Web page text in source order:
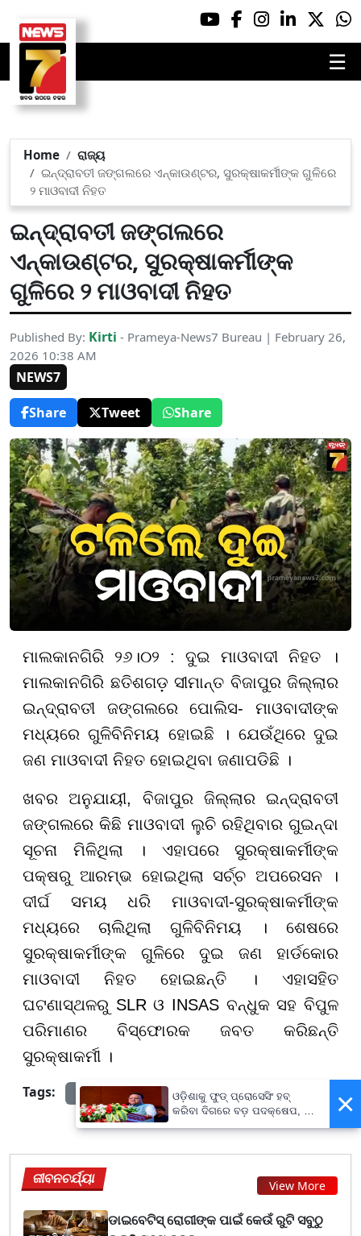
☰
Home
ରାଜ୍ୟ
ଇନ୍ଦ୍ରାବତୀ ଜଙ୍ଗଲରେ ଏନ୍‌କାଉଣ୍ଟର, ସୁରକ୍ଷାକର୍ମୀଙ୍କ ଗୁଳିରେ
୨ ମାଓବାଦୀ ନିହତ
ଇନ୍ଦ୍ରାବତୀ ଜଙ୍ଗଲରେ
ଏନ୍‌କାଉଣ୍ଟର, ସୁରକ୍ଷାକର୍ମୀଙ୍କ
ଗୁଳିରେ ୨ ମାଓବାଦୀ ନିହତ
Published By: Kirti - Prameya-News7 Bureau | February 26,
2026 10:38 AM
NEWS7
Share
Tweet Share
ମାଲକାନଗିରି ୨୬।୦୨ : ଦୁଇ ମାଓବାଦୀ ନିହତ ।
ମାଲକାନଗିରି ଛତିଶଗଡ଼ ସୀମାନ୍ତ ବିଜାପୁର ଜିଲ୍ଲାର
ଇନ୍ଦ୍ରାବତୀ ଜଙ୍ଗଲରେ ପୋଲିସ- ମାଓବାଦୀଙ୍କ
ମଧ୍ୟରେ ଗୁଳିବିନିମୟ ହୋଇଛି । ଯେଉଁଥିରେ ଦୁଇ
ଜଣ ମାଓବାଦୀ ନିହତ ହୋଇଥିବା ଜଣାପଡିଛି ।
ଖବର ଅନୁଯାୟୀ, ବିଜାପୁର ଜିଲ୍ଲାର ଇନ୍ଦ୍ରାବତୀ
ଜଙ୍ଗଲରେ କିଛି ମାଓବାଦୀ ଲୁଚି ରହିଥିବାର ଗୁଇନ୍ଦା
ସୂଚନା ମିଳିଥିଲା । ଏହାପରେ ସୁରକ୍ଷାକର୍ମୀଙ୍କ
ପକ୍ଷରୁ ଆରମ୍ଭ ହୋଇଥିଲା ସର୍ଚ୍ଚ ଅପରେସନ ।
ଦୀର୍ଘ ସମୟ ଧରି ମାଓବାଦୀ-ସୁରକ୍ଷାକର୍ମୀଙ୍କ
ମଧ୍ୟରେ ଚାଲିଥିଲା ଗୁଳିବିନିମୟ । ଶେଷରେ
ସୁରକ୍ଷାକର୍ମୀଙ୍କ ଗୁଳିରେ ଦୁଇ ଜଣ ହାର୍ଡକୋର
ମାଓବାଦୀ ନିହତ ହୋଇଛନ୍ତି । ଏହାସହିତ
ଘଟଣାସ୍ଥଳରୁ SLR ଓ INSAS ବନ୍ଧୁକ ସହ ବିପୁଳ
ପରିମାଣର ବିସ୍ଫୋରକ ଜବତ କରିଛନ୍ତି
ସୁରକ୍ଷାକର୍ମୀ ।
Tags:
prameyanews7
ଜୀବନଚର୍ଯ୍ୟା View More
ଡାଇବେଟିସ୍ ରୋଗୀଙ୍କ ପାଇଁ କେଉଁ ରୁଟି ସବୁଠୁ
×
ଓଡ଼ିଶାକୁ ଫୁଡ୍ ପ୍ରୋସେସିଂ ହବ୍
କରିବା ଦିଗରେ ବଡ଼ ପଦକ୍ଷେପ, ୪୨
ହଜାରରୁ ଅଧିକ ନିଯୁକ୍ତି ସୁଯୋଗ